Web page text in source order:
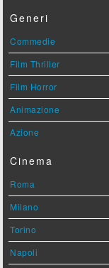
Generi
Commedie
Film Thriller
Film Horror
Animazione
Azione
Cinema
Roma
Milano
Torino
Napoli